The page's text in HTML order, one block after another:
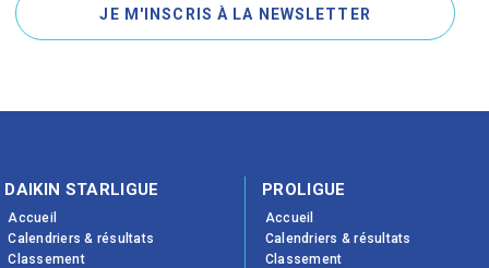
JE M'INSCRIS À LA NEWSLETTER
DAIKIN STARLIGUE
Accueil
Calendriers & résultats
Classement
PROLIGUE
Accueil
Calendriers & résultats
Classement